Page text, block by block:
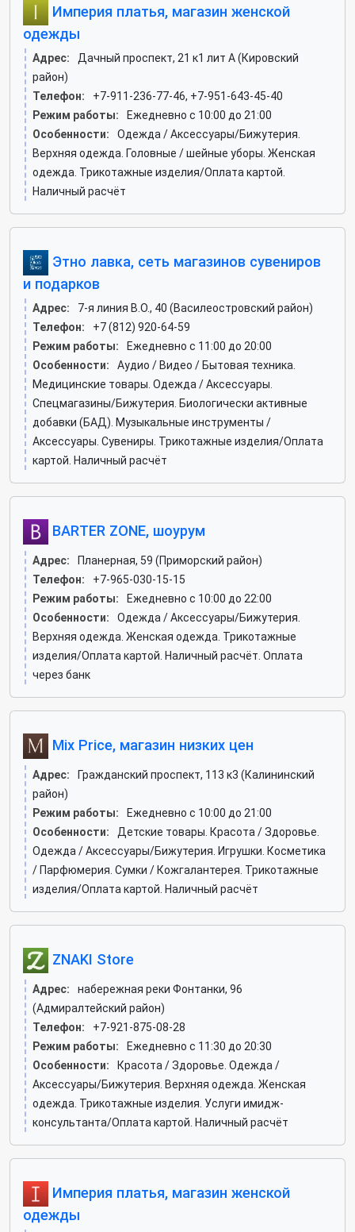
Империя платья, магазин женской
одежды
Адрес:
Дачный проспект, 21 к1 лит А (Кировский
район)
Телефон:
+7-911-236-77-46, +7-951-643-45-40
Режим работы:
Ежедневно с 10:00 до 21:00
Особенности:
Одежда / Аксессуары/Бижутерия.
Верхняя одежда. Головные / шейные уборы. Женская
одежда. Трикотажные изделия/Оплата картой.
Наличный расчёт
Этно лавка, сеть магазинов сувениров
и подарков
Адрес:
7-я линия В.О., 40 (Василеостровский район)
Телефон:
+7 (812) 920-64-59
Режим работы:
Ежедневно с 11:00 до 20:00
Особенности:
Аудио / Видео / Бытовая техника.
Медицинские товары. Одежда / Аксессуары.
Спецмагазины/Бижутерия. Биологически активные
добавки (БАД). Музыкальные инструменты /
Аксессуары. Сувениры. Трикотажные изделия/Оплата
картой. Наличный расчёт
BARTER ZONE, шоурум
Адрес:
Планерная, 59 (Приморский район)
Телефон:
+7-965-030-15-15
Режим работы:
Ежедневно с 10:00 до 22:00
Особенности:
Одежда / Аксессуары/Бижутерия.
Верхняя одежда. Женская одежда. Трикотажные
изделия/Оплата картой. Наличный расчёт. Оплата
через банк
Mix Price, магазин низких цен
Адрес:
Гражданский проспект, 113 к3 (Калининский
район)
Режим работы:
Ежедневно с 10:00 до 21:00
Особенности:
Детские товары. Красота / Здоровье.
Одежда / Аксессуары/Бижутерия. Игрушки. Косметика
/ Парфюмерия. Сумки / Кожгалантерея. Трикотажные
изделия/Оплата картой. Наличный расчёт
ZNAKI Store
Адрес:
набережная реки Фонтанки, 96
(Адмиралтейский район)
Телефон:
+7-921-875-08-28
Режим работы:
Ежедневно с 11:30 до 20:30
Особенности:
Красота / Здоровье. Одежда /
Аксессуары/Бижутерия. Верхняя одежда. Женская
одежда. Трикотажные изделия. Услуги имидж-
консультанта/Оплата картой. Наличный расчёт
Империя платья, магазин женской
одежды